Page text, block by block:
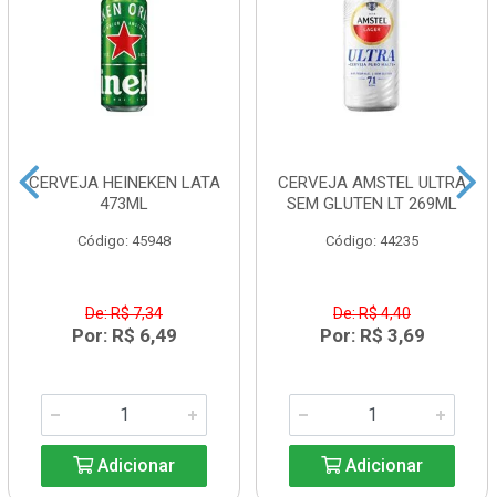
CERVEJA HEINEKEN LATA
473ML
Código: 45948
De: R$ 7,34
Por: R$ 6,49
Adicionar
CERVEJA AMSTEL ULTRA
SEM GLUTEN LT 269ML
Código: 44235
De: R$ 4,40
Por: R$ 3,69
Adicionar